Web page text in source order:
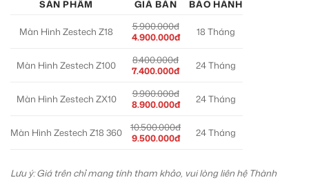
SẢN PHẨM GIÁ BÁN BẢO HÀNH
Màn Hình Zestech Z18
5.900.000đ
4.900.000đ
18 Tháng
Màn Hình Zestech Z100
8.400.000đ
7.400.000đ
24 Tháng
Màn Hình Zestech ZX10
9.900.000đ
8.900.000đ
24 Tháng
Màn Hình Zestech Z18 360
10.500.000đ
9.500.000đ
24 Tháng
Lưu ý: Giá trên chỉ mang tính tham khảo, vui lòng liên hệ Thành